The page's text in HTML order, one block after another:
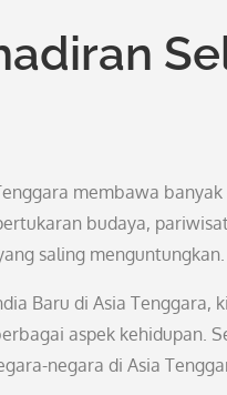
membawa
budaya,
saling menguntungkan.
Baru di Asia
aspek kehidupan.
negara di Asia